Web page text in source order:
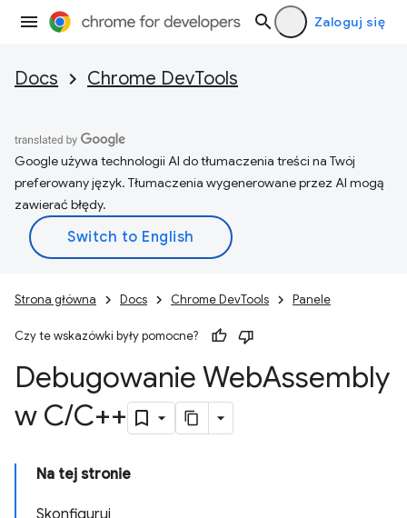
Zaloguj się
Docs Chrome DevTools
Google używa technologii AI do tłumaczenia treści na Twój
preferowany język. Tłumaczenia wygenerowane przez AI mogą
zawierać błędy.
Strona główna Docs Chrome DevTools Panele
Czy te wskazówki były pomocne?
Debugowanie WebAssembly
w C/C++
Na tej stronie
Skonfiguruj